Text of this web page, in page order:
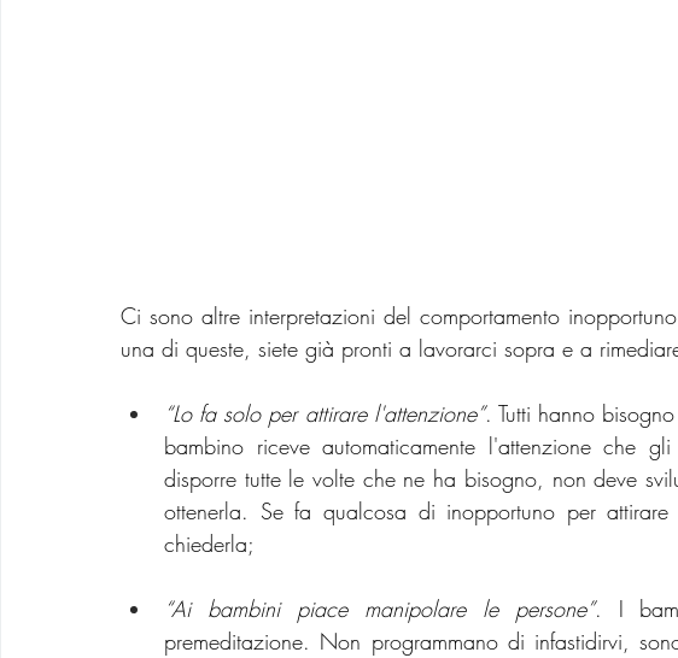
Ci sono altre interpretazioni del comportamento
una di queste, siete già pronti a lavorarci sopra e a
“Lo fa solo per attirare l'attenzione”. Tutti hanno
bambino riceve automaticamente l'attenzione che
disporre tutte le volte che ne ha bisogno, non deve
ottenerla. Se fa qualcosa di inopportuno per
chiederla;
“Ai bambini piace manipolare le persone”. I
premeditazione. Non programmano di infastidirvi,